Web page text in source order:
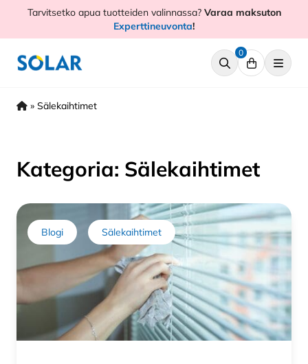
HyppääTarvitsetko apua tuotteiden valinnassa?Varaa maksuton
Experttineuvonta!
0
» Sälekaihtimet
Kategoria: Sälekaihtimet
Blogi Sälekaihtimet